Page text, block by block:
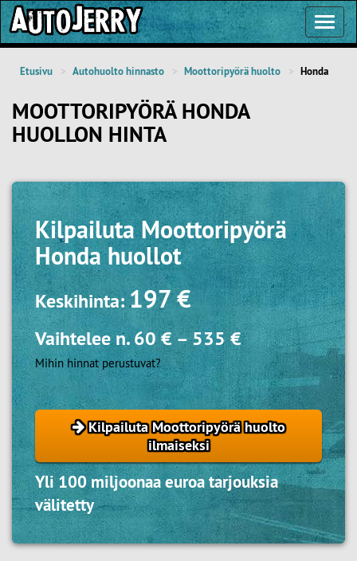
Etusivu Autohuolto hinnasto Moottoripyörä huolto Honda
MOOTTORIPYÖRÄ HONDA
HUOLLON HINTA
KilpailutaMoottoripyörä
Honda huollot
Keskihinta:197 €
Vaihtelee n.60 €– 535 €
Mihin hinnat perustuvat?
Kilpailuta Moottoripyörä huolto
ilmaiseksi
Yli 100 miljoonaa euroa tarjouksia
välitetty